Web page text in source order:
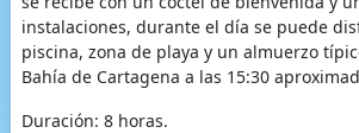
instalaciones, durante el día se puede
piscina, zona de playa y un almuerzo
Bahía de Cartagena a las 15:30
Duración: 8 horas.